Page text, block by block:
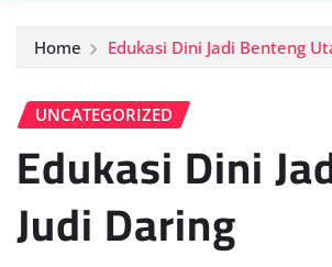
Home Edukasi Dini Jadi Benteng
UNCATEGORIZED
Edukasi Dini
Judi Daring